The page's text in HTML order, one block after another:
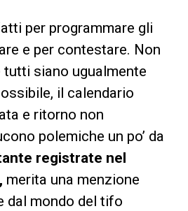
per programmare gli
e per contestare. Non
tutti siano ugualmente
il calendario
e ritorno non
polemiche un po’ da
registrate nel
merita una menzione
dal mondo del tifo